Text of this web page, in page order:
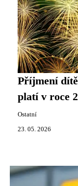
Příjmení
platí v roce
Ostatní
23. 05. 2026